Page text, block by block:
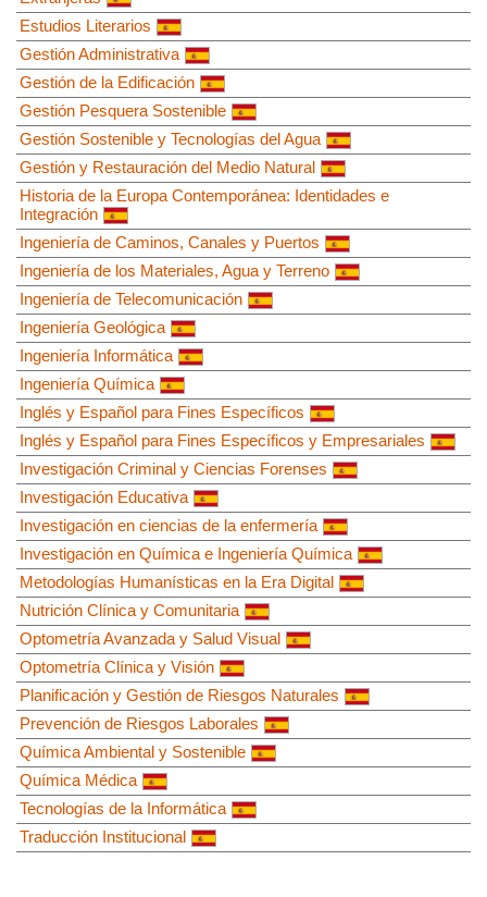
Estudios Literarios
Gestión Administrativa
Gestión de la Edificación
Gestión Pesquera Sostenible
Gestión Sostenible y Tecnologías del Agua
Gestión y Restauración del Medio Natural
Historia de la Europa Contemporánea: Identidades e
Integración
Ingeniería de Caminos, Canales y Puertos
Ingeniería de los Materiales, Agua y Terreno
Ingeniería de Telecomunicación
Ingeniería Geológica
Ingeniería Informática
Ingeniería Química
Inglés y Español para Fines Específicos
Inglés y Español para Fines Específicos y Empresariales
Investigación Criminal y Ciencias Forenses
Investigación Educativa
Investigación en ciencias de la enfermería
Investigación en Química e Ingeniería Química
Metodologías Humanísticas en la Era Digital
Nutrición Clínica y Comunitaria
Optometría Avanzada y Salud Visual
Optometría Clínica y Visión
Planificación y Gestión de Riesgos Naturales
Prevención de Riesgos Laborales
Química Ambiental y Sostenible
Química Médica
Tecnologías de la Informática
Traducción Institucional